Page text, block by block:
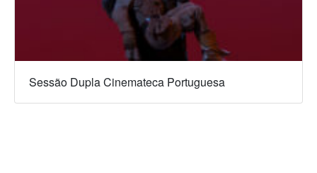
Sessão Dupla Cinemateca Portuguesa